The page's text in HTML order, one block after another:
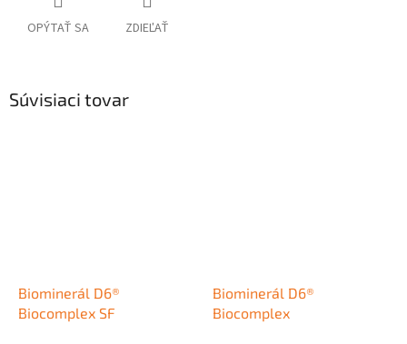
OPÝTAŤ SA ZDIEĽAŤ
Súvisiaci tovar
Biominerál D6®
Biocomplex SF
Biominerál D6®
Biocomplex